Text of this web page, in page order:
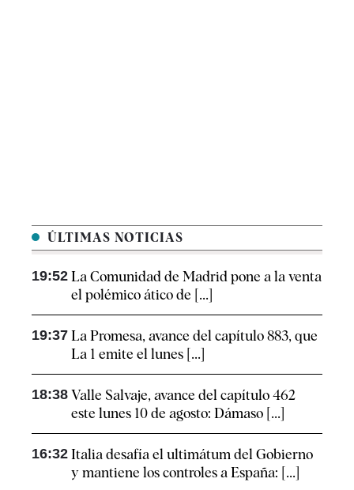
ÚLTIMAS NOTICIAS
19:52 La Comunidad de Madrid pone a la venta
el polémico ático de [...]
19:37 La Promesa, avance del capítulo 883, que
La 1 emite el lunes [...]
18:38 Valle Salvaje, avance del capítulo 462
este lunes 10 de agosto: Dámaso [...]
16:32 Italia desafía el ultimátum del Gobierno
y mantiene los controles a España: [...]